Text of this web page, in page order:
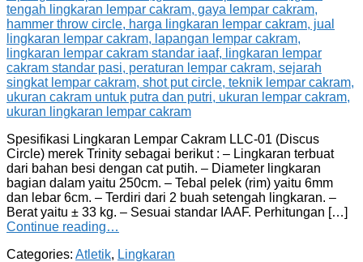
Spesifikasi Lingkaran Lempar Cakram LLC-01 (Discus
Circle) merek Trinity sebagai berikut : – Lingkaran terbuat
dari bahan besi dengan cat putih. – Diameter lingkaran
bagian dalam yaitu 250cm. – Tebal pelek (rim) yaitu 6mm
dan lebar 6cm. – Terdiri dari 2 buah setengah lingkaran. –
Berat yaitu ± 33 kg. – Sesuai standar IAAF. Perhitungan […]
Continue reading…
Categories: Atletik, Lingkaran